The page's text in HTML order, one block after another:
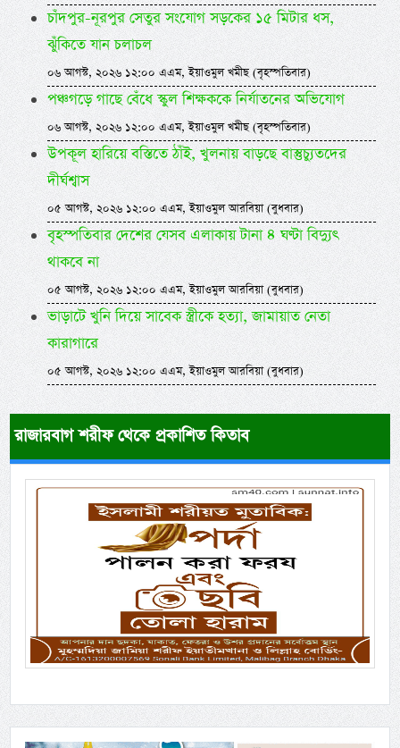
চাঁদপুর-নূরপুর সেতুর সংযোগ সড়কের ১৫ মিটার ধস,
ঝুঁকিতে যান চলাচল
০৬ আগস্ট, ২০২৬ ১২:০০ এএম, ইয়াওমুল খমীছ (বৃহস্পতিবার)
পঞ্চগড়ে গাছে বেঁধে স্কুল শিক্ষককে নির্যাতনের অভিযোগ
০৬ আগস্ট, ২০২৬ ১২:০০ এএম, ইয়াওমুল খমীছ (বৃহস্পতিবার)
উপকূল হারিয়ে বস্তিতে ঠাঁই, খুলনায় বাড়ছে বাস্তুচ্যুতদের
দীর্ঘশ্বাস
০৫ আগস্ট, ২০২৬ ১২:০০ এএম, ইয়াওমুল আরবিয়া (বুধবার)
বৃহস্পতিবার দেশের যেসব এলাকায় টানা ৪ ঘণ্টা বিদ্যুৎ
থাকবে না
০৫ আগস্ট, ২০২৬ ১২:০০ এএম, ইয়াওমুল আরবিয়া (বুধবার)
ভাড়াটে খুনি দিয়ে সাবেক স্ত্রীকে হত্যা, জামায়াত নেতা
কারাগারে
০৫ আগস্ট, ২০২৬ ১২:০০ এএম, ইয়াওমুল আরবিয়া (বুধবার)
রাজারবাগ শরীফ থেকে প্রকাশিত কিতাব